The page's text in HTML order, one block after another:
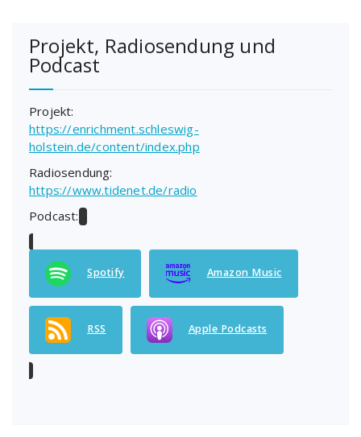
Projekt, Radiosendung und
Podcast
Projekt:
https://enrichment.schleswig-
holstein.de/content/index.php
Radiosendung:
https://www.tidenet.de/radio
Podcast:
Spotify Amazon Music
RSS Apple Podcasts